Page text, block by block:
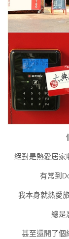
絕對是熱愛居家
有常到
我本身就熱愛
總是
甚至還開了個